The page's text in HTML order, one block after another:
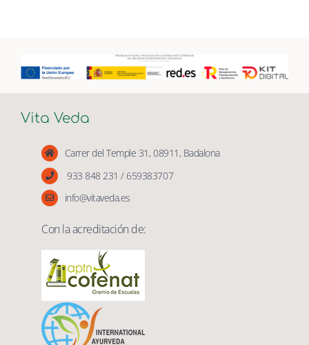
Vita Veda
info@vitaveda.es
Con la acreditación de: